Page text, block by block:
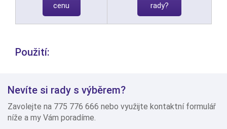
cenu
rady?
Použití:
Nevíte si rady s výběrem?
Zavolejte na 775 776 666 nebo využijte kontaktní formulář
níže a my Vám poradíme.